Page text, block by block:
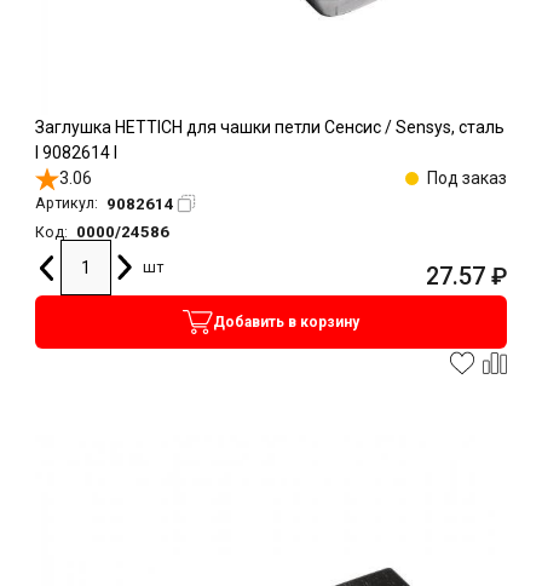
Заглушка HETTICH для чашки петли Сенсис / Sensys, сталь
l 9082614 l
3.06
Под заказ
Артикул: 9082614
Код:
0000/24586
шт
27.57 ₽
Добавить в корзину